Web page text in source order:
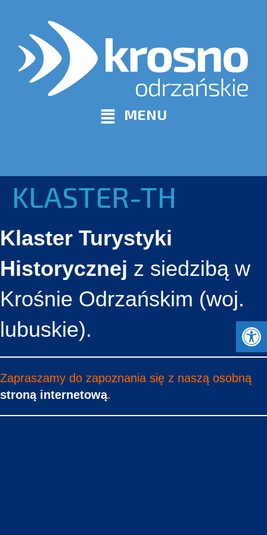
MENU
KLASTER-TH
Klaster Turystyki
Historycznej z siedzibą w
Krośnie Odrzańskim (woj.
lubuskie).
Zapraszamy do zapoznania się z naszą osobną
stroną internetową.